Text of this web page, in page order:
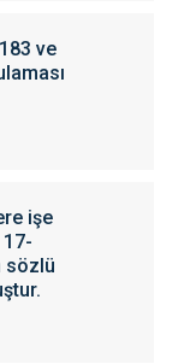
ve
işe
sözlü